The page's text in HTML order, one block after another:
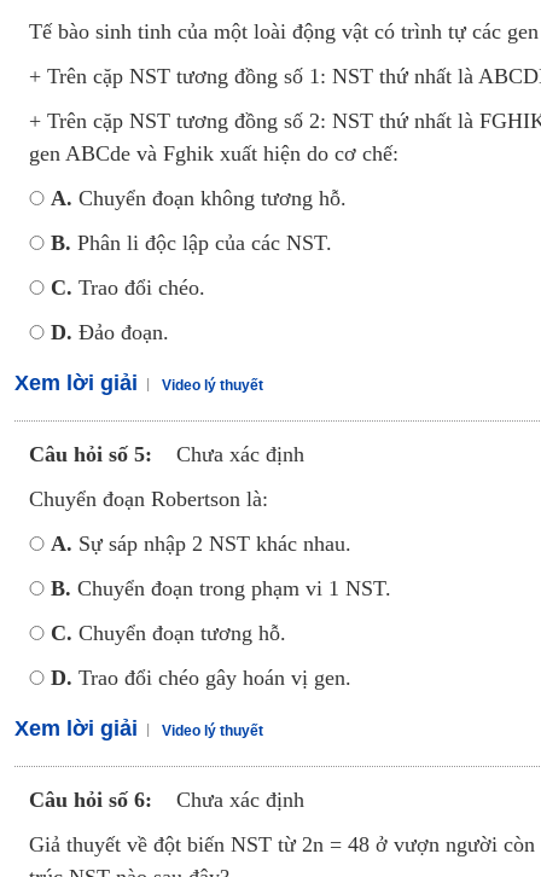
Tế bào sinh tinh của một loài động vật có trình tự các
+ Trên cặp NST tương đồng số 1: NST thứ nhất là
+ Trên cặp NST tương đồng số 2: NST thứ nhất là
gen ABCde và Fghik xuất hiện do cơ chế:
A. Chuyển đoạn không tương hỗ.
B. Phân li độc lập của các NST.
C. Trao đổi chéo.
D. Đảo đoạn.
Xem lời giải Video lý thuyết
Câu hỏi số 5:
Chưa xác định
Chuyển đoạn Robertson là:
A. Sự sáp nhập 2 NST khác nhau.
B. Chuyển đoạn trong phạm vi 1 NST.
C. Chuyển đoạn tương hỗ.
D. Trao đổi chéo gây hoán vị gen.
Xem lời giải Video lý thuyết
Câu hỏi số 6:
Chưa xác định
Giả thuyết về đột biến NST từ 2n = 48 ở vượn người